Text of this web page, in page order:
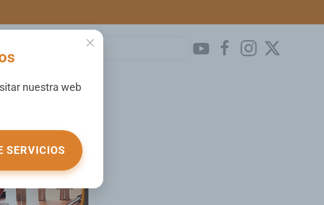
nuestra web
SERVICIOS